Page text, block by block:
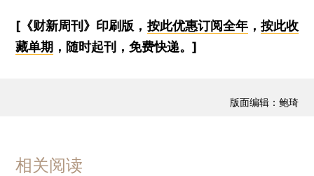
[《财新周刊》印刷版， 按此优惠订阅全年， 按此收
藏单期 ，随时起刊，免费快递。]
版面编辑：鲍琦
相关阅读